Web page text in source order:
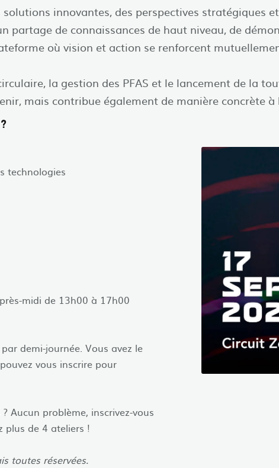
innovantes, des perspectives stratégiques
partage de connaissances de haut niveau, de
où vision et action se renforcent
la gestion des PFAS et le lancement de la
mais contribue également de manière concrète
technologies
midi de 13h00 à 17h00
demi-journée. Vous avez le
vous inscrire pour
Aucun problème, inscrivez-vous
plus de 4 ateliers !
toutes réservées.